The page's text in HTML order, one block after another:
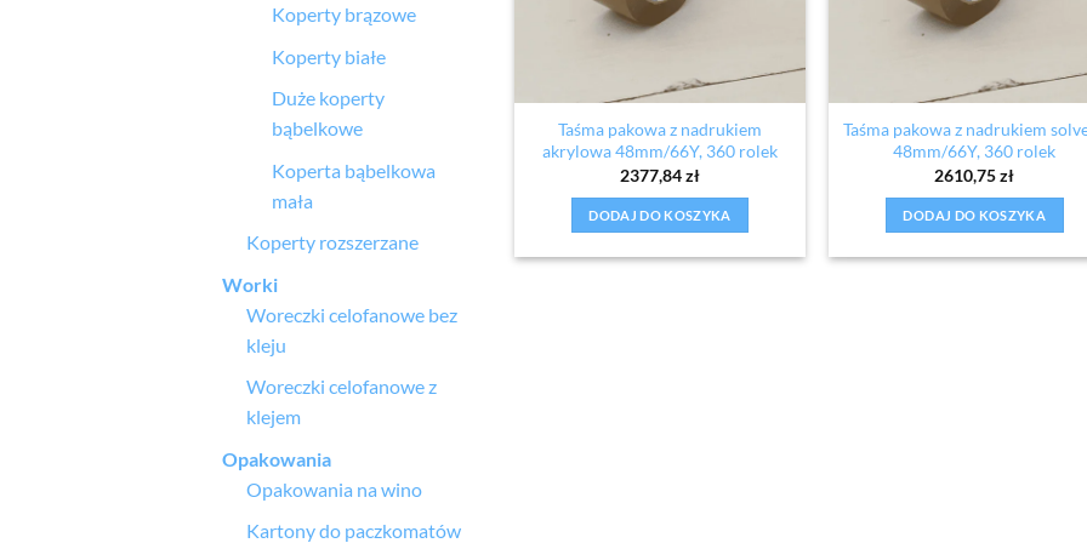
Koperty brązowe
Koperty białe
Duże koperty
bąbelkowe
Koperta bąbelkowa
mała
Koperty rozszerzane
Worki
Woreczki celofanowe bez
kleju
Woreczki celofanowe z
klejem
Opakowania
Opakowania na wino
Kartony do paczkomatów
Taśma pakowa z nadrukiem
akrylowa 48mm/66Y, 360 rolek
2377,84zł
DODAJ DO KOSZYKA
Taśma pakowa z nadrukiem
48mm/66Y, 360 rolek
2610,75zł
DODAJ DO KOSZYKA